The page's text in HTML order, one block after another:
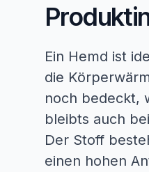
Ein Hemd ist
die
noch bedeckt,
bleibts auch
Der Stoff
einen hohen